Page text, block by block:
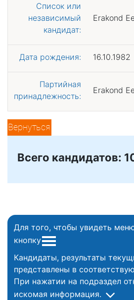
Список или
независимый
кандидат:
Erakond
Дата рождения: 16.10.1982
Партийная
принадлежность:
Erakond
Вернуться
Всего кандидатов:
Для того, чтобы увидеть
кнопку
Кандидаты, результаты
представлены в
При нажатии на подраздел
искомая информация.